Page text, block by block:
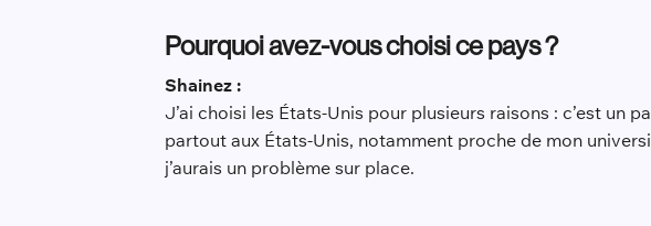
Pourquoi avez-vous choisi ce pays ?
Shainez :
J’ai choisi les États-Unis pour plusieurs raisons : c’est un
partout aux États-Unis, notamment proche de mon
j’aurais un problème sur place.